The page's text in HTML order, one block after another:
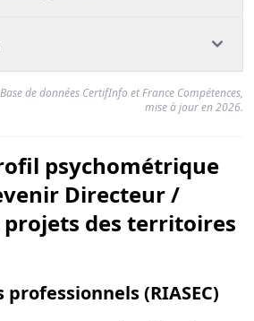
de données CertifInfo et France Compétences,
mise à jour en 2026.
psychométrique
Directeur /
projets des territoires
(RIASEC)